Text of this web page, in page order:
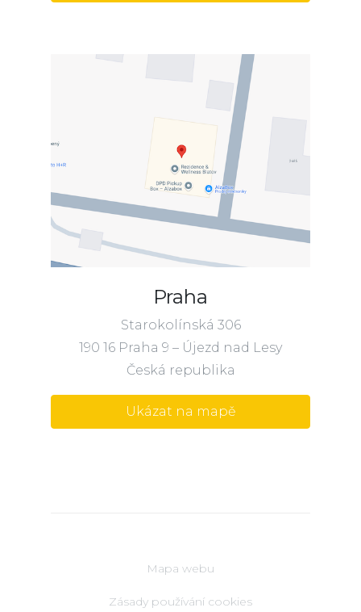
Praha
Starokolínská 306
190 16 Praha 9 – Újezd nad Lesy
Česká republika
Ukázat na mapě
Mapa webu
Zásady používání cookies